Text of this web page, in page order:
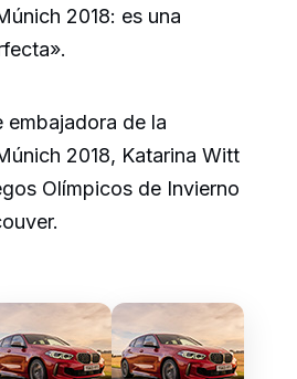
2018: es una
embajadora de la
2018, Katarina Witt
Olímpicos de Invierno